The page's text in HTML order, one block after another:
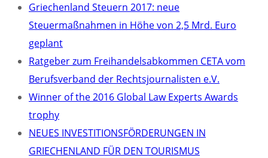
Griechenland Steuern 2017: neue
Steuermaßnahmen in Höhe von 2,5 Mrd. Euro
geplant
Ratgeber zum Freihandelsabkommen CETA vom
Berufsverband der Rechtsjournalisten e.V.
Winner of the 2016 Global Law Experts Awards
trophy
NEUES INVESTITIONSFÖRDERUNGEN IN
GRIECHENLAND FÜR DEN TOURISMUS